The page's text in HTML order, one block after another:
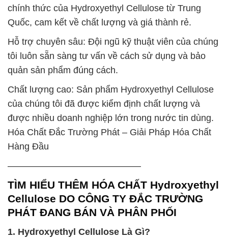
chính thức của Hydroxyethyl Cellulose từ Trung
Quốc, cam kết về chất lượng và giá thành rẻ.
Hỗ trợ chuyên sâu: Đội ngũ kỹ thuật viên của chúng
tôi luôn sẵn sàng tư vấn về cách sử dụng và bảo
quản sản phẩm đúng cách.
Chất lượng cao: Sản phẩm Hydroxyethyl Cellulose
của chúng tôi đã được kiểm định chất lượng và
được nhiều doanh nghiệp lớn trong nước tin dùng.
Hóa Chất Đắc Trường Phát – Giải Pháp Hóa Chất
Hàng Đầu
——————————————–
TÌM HIỂU THÊM HÓA CHẤT Hydroxyethyl
Cellulose DO CÔNG TY ĐẮC TRƯỜNG
PHÁT ĐANG BÁN VÀ PHÂN PHỐI
1. Hydroxyethyl Cellulose Là Gì?